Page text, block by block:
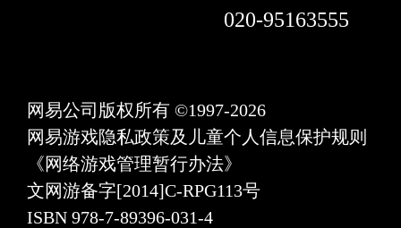
020-95163555
网易公司版权所有 ©1997-2026
网易游戏隐私政策及儿童个人信息保护规则
《网络游戏管理暂行办法》
文网游备字[2014]C-RPG113号
ISBN 978-7-89396-031-4